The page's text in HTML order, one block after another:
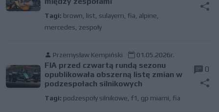
Tagi: brown list sulayem fia alpine
mercedes zespoły
Przemysław Kempiński 01.05.2026r.
FIA przed czwartą rundą sezonu
opublikowała obszerną listę zmian w
podzespołach silnikowych
Tagi: podzespoły silnikowe f1 gp miami fia
0